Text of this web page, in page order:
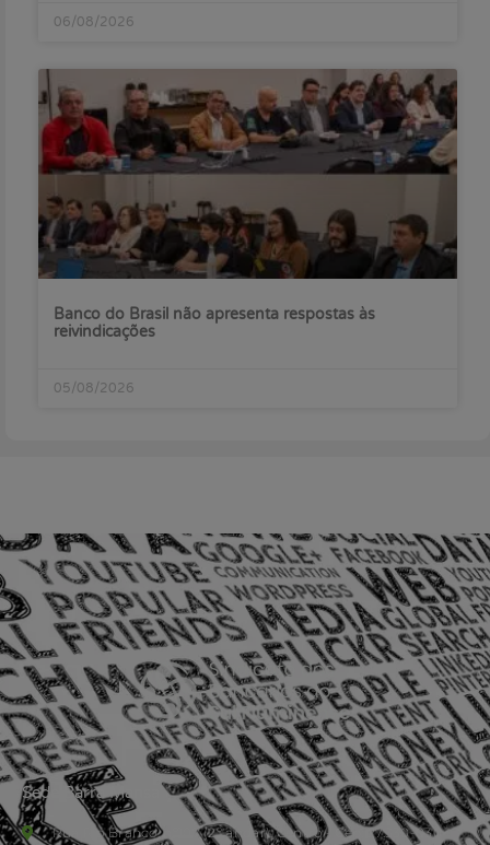
06/08/2026
Banco do Brasil não apresenta respostas às
reivindicações
05/08/2026
Sede Barra Mansa
Rua Rio Branco, nº107 (2º andar), Centro - Cep: 27.330-030